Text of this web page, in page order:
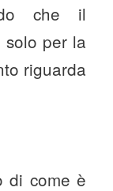
che il
solo per la
riguarda
di come è